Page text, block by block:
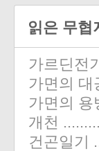
읽은 무협
가르딘전
가면의 대
가면의 용
개천
건곤일기